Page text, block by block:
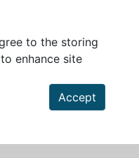
to the storing
enhance site
Accept